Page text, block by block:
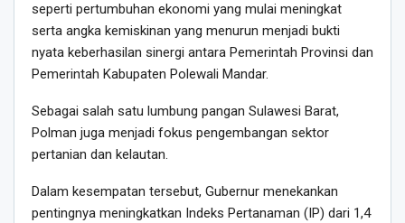
seperti pertumbuhan ekonomi yang mulai meningkat
serta angka kemiskinan yang menurun menjadi bukti
nyata keberhasilan sinergi antara Pemerintah Provinsi dan
Pemerintah Kabupaten Polewali Mandar.
Sebagai salah satu lumbung pangan Sulawesi Barat,
Polman juga menjadi fokus pengembangan sektor
pertanian dan kelautan.
Dalam kesempatan tersebut, Gubernur menekankan
pentingnya meningkatkan Indeks Pertanaman (IP) dari 1,4